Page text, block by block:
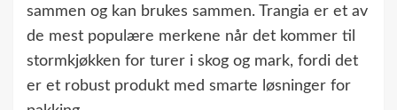
sammen og kan brukes sammen. Trangia er et av
de mest populære merkene når det kommer til
stormkjøkken for turer i skog og mark, fordi det
er et robust produkt med smarte løsninger for